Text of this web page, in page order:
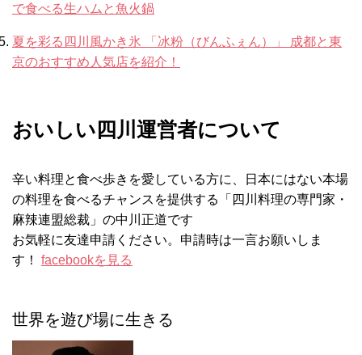
で食べる生ハムと魚火鍋
夏を彩る四川風かき氷 「冰粉（びんふぇん）」 成都と東
京のおすすめ人気店を紹介！
おいしい四川運営者について
辛い料理と食べ歩きを愛している方に、日本にはない本場
の料理を食べるチャンスを提供する「四川料理の専門家・
麻辣連盟総裁」の中川正道です
お気軽に友達申請ください。申請時は一言お願いしま
す！ facebookを見る
世界を遊び場に生きる